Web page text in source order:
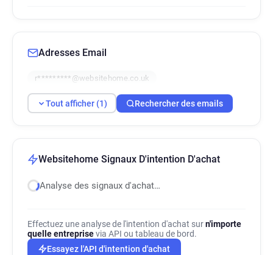
Adresses Email
r*********@websitehome.co.uk
Tout afficher (1) Rechercher des emails
Websitehome Signaux D'intention D'achat
Analyse des signaux d'achat…
Effectuez une analyse de l'intention d'achat surn'importe
quelle entreprisevia API ou tableau de bord.
Essayez l'API d'intention d'achat